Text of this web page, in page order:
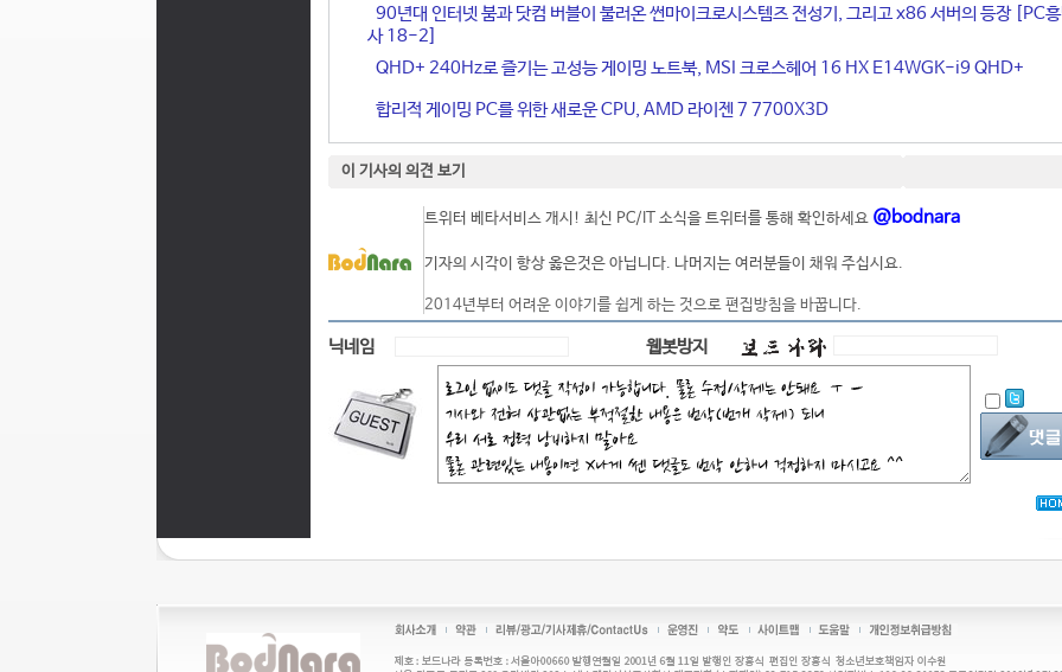
90년대 인터넷 붐과 닷컴 버블이 불러온 썬마이크로시스템즈 전성기, 그리고 x86 서버의 등장 [PC
사 18-2]
QHD+ 240Hz로 즐기는 고성능 게이밍 노트북, MSI 크로스헤어 16 HX E14WGK-i9 QHD+
합리적 게이밍 PC를 위한 새로운 CPU, AMD 라이젠 7 7700X3D
이 기사의 의견 보기
트위터 베타서비스 개시! 최신 PC/IT 소식을 트위터를 통해 확인하세요 @bodnara
기자의 시각이 항상 옳은것은 아닙니다. 나머지는 여러분들이 채워 주십시요.
2014년부터 어려운 이야기를 쉽게 하는 것으로 편집방침을 바꿉니다.
닉네임 웹봇방지